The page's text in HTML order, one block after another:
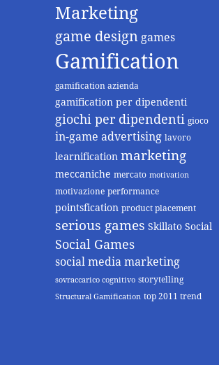
Marketing
game design games
Gamification
gamification azienda
gamification per dipendenti
giochi per dipendenti gioco
in-game advertising lavoro
learnification marketing
meccaniche mercato motivation
motivazione performance
pointsfication product placement
serious games Skillato Social
Social Games
social media marketing
sovraccarico cognitivo storytelling
Structural Gamification top 2011 trend